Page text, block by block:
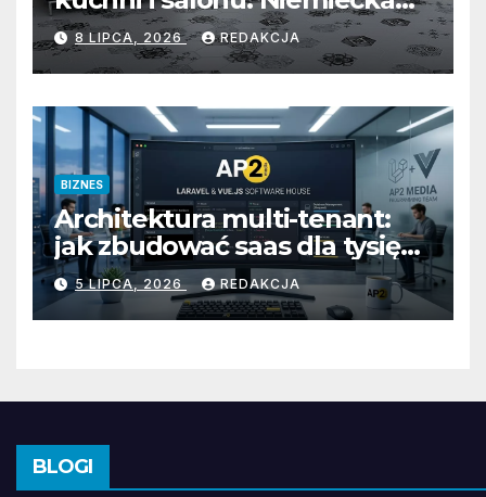
precyzja, unikalna mozaika i
uniwersalny styl
8 LIPCA, 2026 REDAKCJA
BIZNES
Architektura multi-tenant:
jak zbudować saas dla tysięcy
klientów
5 LIPCA, 2026 REDAKCJA
BLOGI